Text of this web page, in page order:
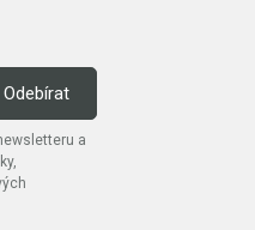
a